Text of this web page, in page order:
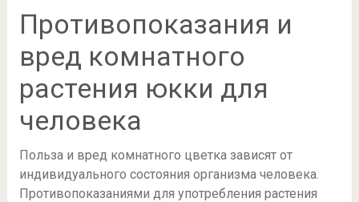
Противопоказания и
вред комнатного
растения юкки для
человека
Польза и вред комнатного цветка зависят от
индивидуального состояния организма человека.
Противопоказаниями для употребления растения